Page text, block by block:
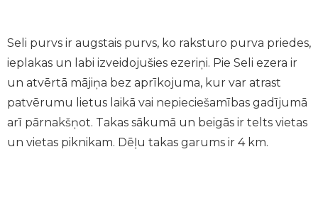
Seli purvs ir augstais purvs, ko raksturo purva priedes,
ieplakas un labi izveidojušies ezeriņi. Pie Seli ezera ir
un atvērtā mājiņa bez aprīkojuma, kur var atrast
patvērumu lietus laikā vai nepieciešamības gadījumā
arī pārnakšņot. Takas sākumā un beigās ir telts vietas
un vietas piknikam. Dēļu takas garums ir 4 km.